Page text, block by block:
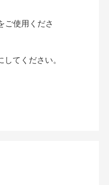
ご使用くださ
てください。